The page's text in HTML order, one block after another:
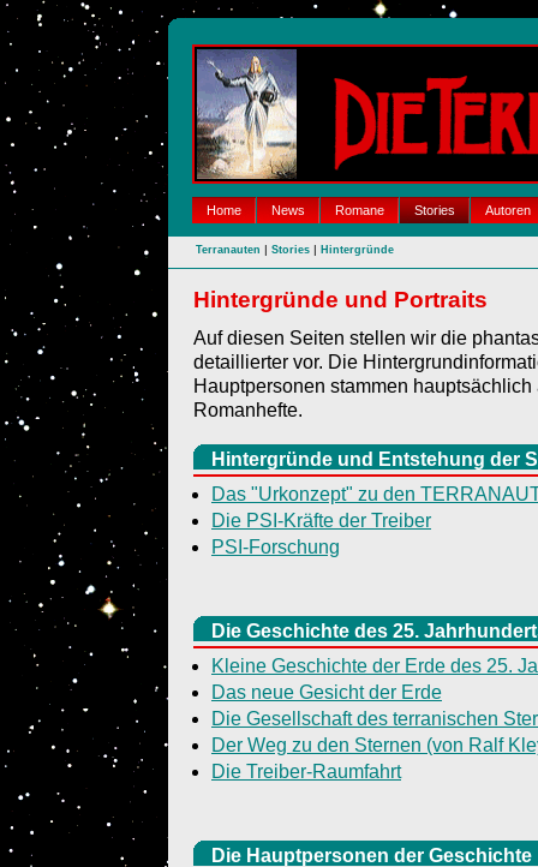
Home News Romane Stories Autoren
Terranauten | Stories | Hintergründe
Hintergründe und Portraits
Auf diesen Seiten stellen wir die
detaillierter vor. Die
Hauptpersonen stammen
Romanhefte.
Hintergründe und Entstehung der
Das "Urkonzept" zu den
Die PSI-Kräfte der Treiber
PSI-Forschung
Die Geschichte des 25.
Kleine Geschichte der Erde des 25.
Das neue Gesicht der Erde
Die Gesellschaft des terranischen
Der Weg zu den Sternen (von Ralf
Die Treiber-Raumfahrt
Die Hauptpersonen der Geschichte